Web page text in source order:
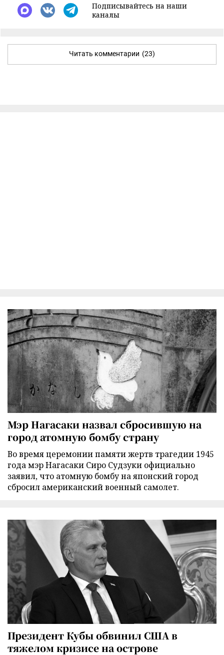
Подписывайтесь на наши
каналы
Читать комментарии (23)
Мэр Нагасаки назвал сбросившую на
город атомную бомбу страну
Во время церемонии памяти жертв трагедии 1945
года мэр Нагасаки Сиро Судзуки официально
заявил, что атомную бомбу на японский город
сбросил американский военный самолет.
Президент Кубы обвинил США в
тяжелом кризисе на острове